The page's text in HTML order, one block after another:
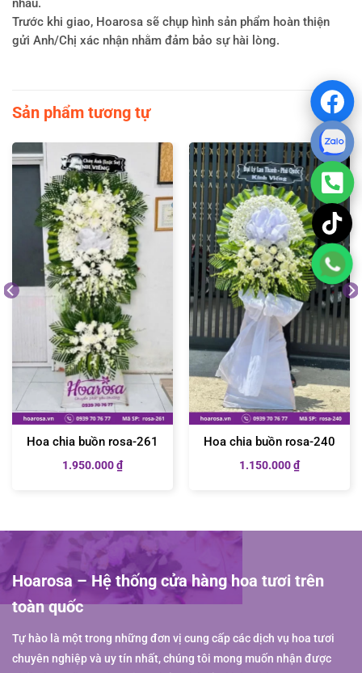
nhau.
Trước khi giao, Hoarosa sẽ chụp hình sản phẩm hoàn thiện
gửi Anh/Chị xác nhận nhằm đảm bảo sự hài lòng.
Sản phẩm tương tự
Hoa chia buồn rosa-261
1.950.000₫
Hoa chia buồn rosa-240
1.150.000₫
Hoarosa – Hệ thống cửa hàng hoa tươi trên
toàn quốc
Tự hào là một trong những đơn vị cung cấp các dịch vụ hoa tươi
chuyên nghiệp và uy tín nhất, chúng tôi mong muốn nhận được